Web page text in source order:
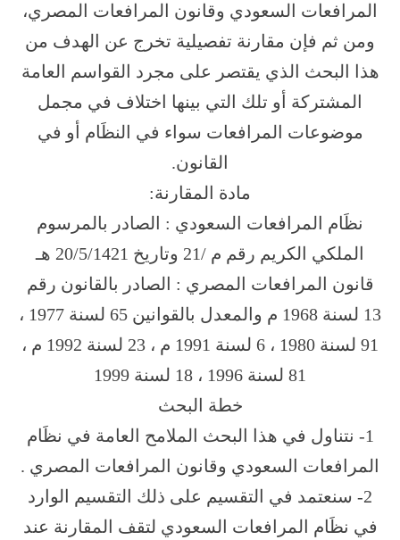
المرافعات السعودي وقانون المرافعات المصري،
ومن ثم فإن مقارنة تفصيلية تخرج عن الهدف من
هذا البحث الذي يقتصر على مجرد القواسم العامة
المشتركة أو تلك التي بينها اختلاف في مجمل
موضوعات المرافعات سواء في النظَام أو في
القانون.
مادة المقارنة:
نظَام المرافعات السعودي : الصادر بالمرسوم
الملكي الكريم رقم م /21 وتاريخ 20/5/1421 هـ
قانون المرافعات المصري : الصادر بالقانون رقم
13 لسنة 1968 م والمعدل بالقوانين 65 لسنة 1977 ،
91 لسنة 1980 ، 6 لسنة 1991 م ، 23 لسنة 1992 م ،
81 لسنة 1996 ، 18 لسنة 1999
خطة البحث
1- نتناول في هذا البحث الملامح العامة في نظَام
المرافعات السعودي وقانون المرافعات المصري .
2- سنعتمد في التقسيم على ذلك التقسيم الوارد
في نظَام المرافعات السعودي لتقف المقارنة عند